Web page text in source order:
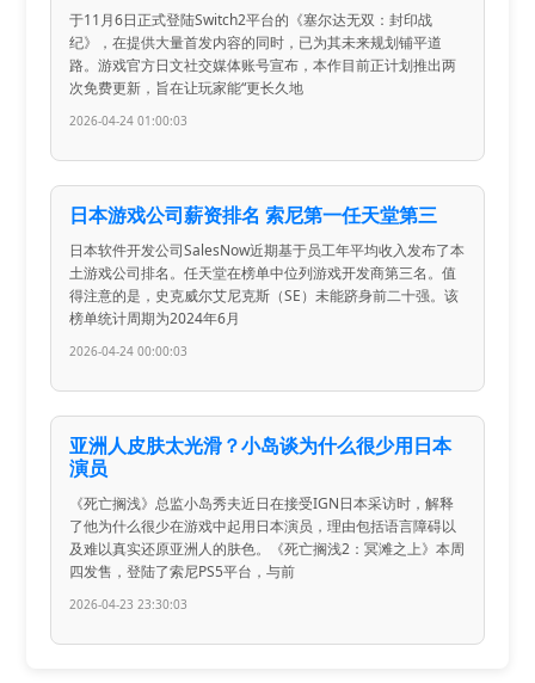
于11月6日正式登陆Switch2平台的《塞尔达无双：封印战
纪》，在提供大量首发内容的同时，已为其未来规划铺平道
路。游戏官方日文社交媒体账号宣布，本作目前正计划推出两
次免费更新，旨在让玩家能“更长久地
2026-04-24 01:00:03
日本游戏公司薪资排名 索尼第一任天堂第三
日本软件开发公司SalesNow近期基于员工年平均收入发布了本
土游戏公司排名。任天堂在榜单中位列游戏开发商第三名。值
得注意的是，史克威尔艾尼克斯（SE）未能跻身前二十强。该
榜单统计周期为2024年6月
2026-04-24 00:00:03
亚洲人皮肤太光滑？小岛谈为什么很少用日本
演员
《死亡搁浅》总监小岛秀夫近日在接受IGN日本采访时，解释
了他为什么很少在游戏中起用日本演员，理由包括语言障碍以
及难以真实还原亚洲人的肤色。《死亡搁浅2：冥滩之上》本周
四发售，登陆了索尼PS5平台，与前
2026-04-23 23:30:03